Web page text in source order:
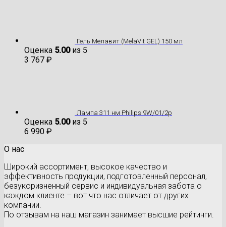
Гель Мелавит (MelaVit GEL) 150 мл
Оценка 5.00из 5
3 767 ₽
Лампа 311 нм Philips 9W/01/2p
Оценка 5.00из 5
6 990 ₽
О нас
Широкий ассортимент, высокое качество и
эффективность продукции, подготовленный персонал,
безукоризненный сервис и индивидуальная забота о
каждом клиенте – вот что нас отличает от других
компании.
По отзывам на наш магазин занимает высшие рейтинги.